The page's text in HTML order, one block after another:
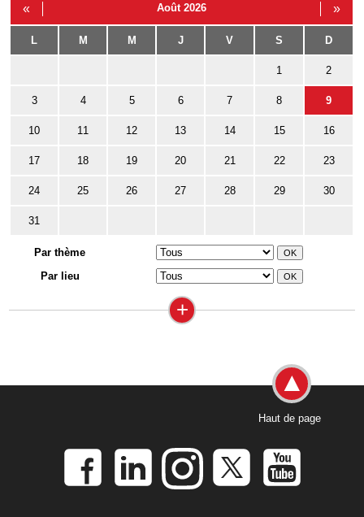
« Août 2026 »
L M M J V S D
1 2
3 4 5 6 7 8 9
10 11 12 13 14 15 16
17 18 19 20 21 22 23
24 25 26 27 28 29 30
31
Par thème
Par lieu
+
Haut de page